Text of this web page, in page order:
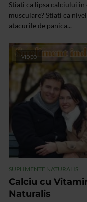
Stiati ca lipsa calciului
musculare? Stiati ca
atacurile de panica...
VIDEO
SUPLIMENTE NATURALIS
Calciu cu
Naturalis